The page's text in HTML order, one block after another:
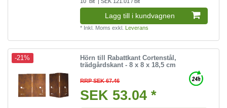
Lagg till i kundvagnen
* Inkl. Moms exkl. Leverans
-21%
Hörn till Rabattkant Cortenstål,
trädgårdskant - 8 x 8 x 18,5 cm
RRP SEK 67.46
SEK 53.04 *